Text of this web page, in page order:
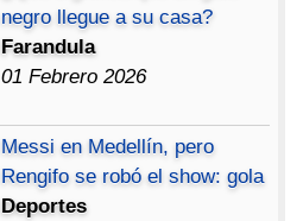
negro llegue a su casa?
Farandula
01 Febrero 2026
Messi en Medellín, pero
Rengifo se robó el show: gola
Deportes